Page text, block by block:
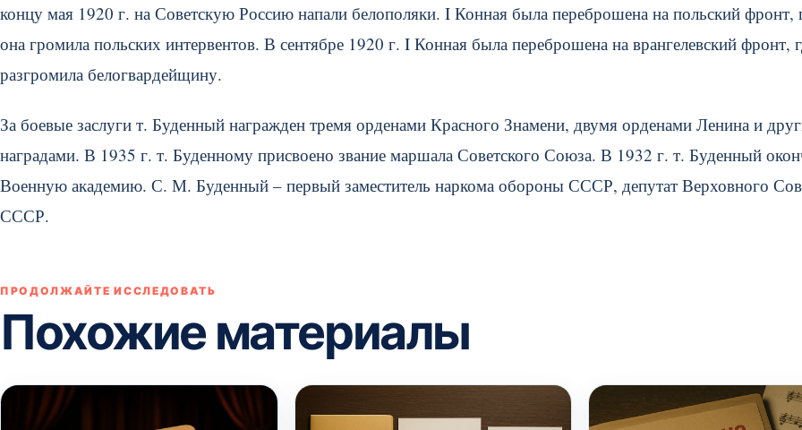
концу мая 1920 г. на Советскую Россию напали белополяки. I Конная была переброшена на польский фронт,
она громила польских интервентов. В сентябре 1920 г. I Конная была переброшена на врангелевский фронт,
разгромила белогвардейщину.
За боевые заслуги т. Буденный награжден тремя орденами Красного Знамени, двумя орденами Ленина и
наградами. В 1935 г. т. Буденному присвоено звание маршала Советского Союза. В 1932 г. т. Буденный
Военную академию. С. М. Буденный – первый заместитель наркома обороны СССР, депутат Верховного
СССР.
ПРОДОЛЖАЙТЕ ИССЛЕДОВАТЬ
Похожие материалы